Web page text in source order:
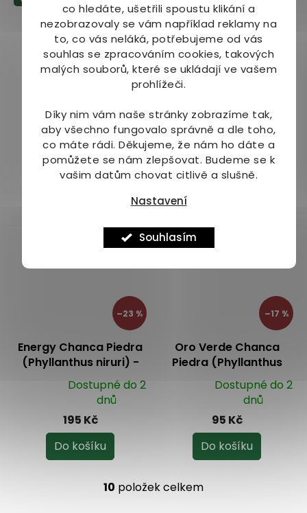
co hledáte, ušetřili spoustu klikání a
nezobrazovaly se vám například reklamy na
to, co vás neláká, potřebujeme od vás
souhlas se zpracováním cookies, takových
malých souborů, které se ukládají ve vašem
prohlížeči.
Díky nim vám naše stránky zobrazíme tak,
aby všechno fungovalo správně a dle toho,
co máte rádi. Děkujeme, že nám ho dáte a
pomůžete se nám zlepšovat. Budeme se k
vašim datům chovat citlivě a slušně.
Nastavení
Souhlasím
hvězdiček.
hvězdiček.
mletá 75 g
Průměrné
hodnocení
produktu
hvězdiček.
Dostupné do 1
dne(>10 ks)
219 Kč
standardizovaný
extrakt kapsle 60 ks
Dostupné do 1 dne
(>10 ks)
489 Kč
–23 %
Energy Chanca Piedra
(Phyllanthus niruri) -
bylinný čaj 105 g
Dostupné do 2
dnů
195 Kč
Do košíku
–17 %
Oro Verde Chanca
Piedra (Phyllanthus
niruri) bylinný čaj 50 g
5
Dostupné do 2
dnů
95 Kč
Do košíku
O
10 položek celkem